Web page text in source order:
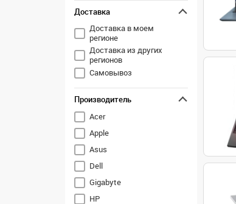
Доставка
Доставка в моем
регионе
Доставка из других
регионов
Самовывоз
Производитель
Acer
Apple
Asus
Dell
Gigabyte
HP